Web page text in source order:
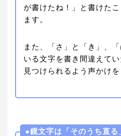
が書けたね！」と書けた
ます。
また、「さ」と「き」、
いる文字を書き間違えて
見つけられるよう声かけ
●鏡文字は「そのうち直る